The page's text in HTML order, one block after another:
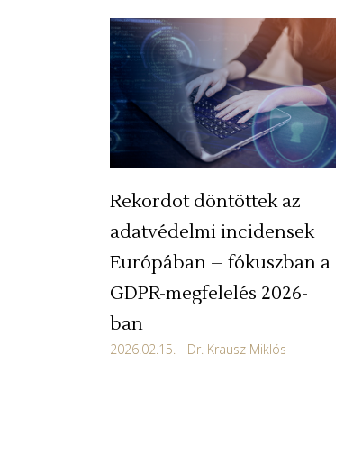
Rekordot döntöttek az
adatvédelmi incidensek
Európában – fókuszban a
GDPR-megfelelés 2026-
ban
2026.02.15. Dr. Krausz Miklós